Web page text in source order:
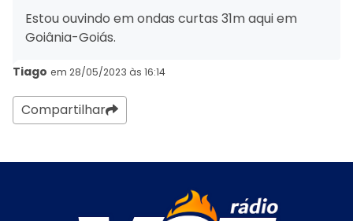
Estou ouvindo em ondas curtas 31m aqui em
Goiânia-Goiás.
Tiago em 28/05/2023 às 16:14
Compartilhar